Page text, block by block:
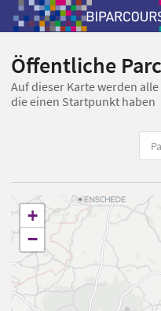
Öffentliche
Auf dieser Karte werden
die einen Startpunkt haben
+
−